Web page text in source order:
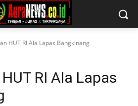
HUT RI Ala Lapas Bangkinang
RI Ala Lapas